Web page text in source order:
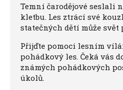
Temní čarodějové seslali
kletbu. Les ztrácí své
statečných dětí může
Přijďte pomoci lesním
pohádkový les. Čeká vás
známých pohádkových
úkolů.